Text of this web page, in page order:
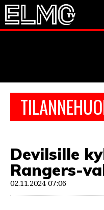
Devilsille
Rangers-
02.11.2024 07:06
PESÄPALLO
VIDEOT
JALKAPALLO
EM2021
JÄÄKIEKKO
PESÄPALLO